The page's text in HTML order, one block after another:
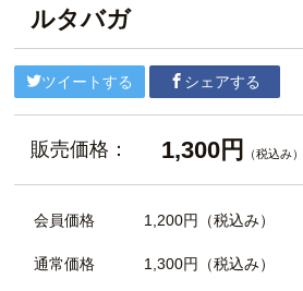
ルタバガ
ツイートする シェアする
販売価格： 1,300円 （税込み）
会員価格 1,200円 （税込み）
通常価格 1,300円 （税込み）